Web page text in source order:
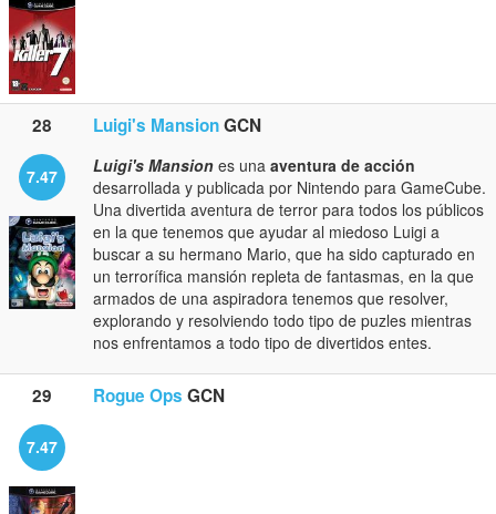
28 Luigi's MansionGCN
7.47 Luigi's Mansion es una aventura de acción
desarrollada y publicada por Nintendo para GameCube.
Una divertida aventura de terror para todos los públicos
en la que tenemos que ayudar al miedoso Luigi a
buscar a su hermano Mario, que ha sido capturado en
un terrorífica mansión repleta de fantasmas, en la que
armados de una aspiradora tenemos que resolver,
explorando y resolviendo todo tipo de puzles mientras
nos enfrentamos a todo tipo de divertidos entes.
29 Rogue Ops GCN
7.47